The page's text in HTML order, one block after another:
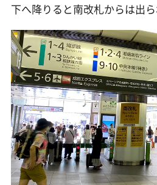
下へ降りると南改札からは出ら